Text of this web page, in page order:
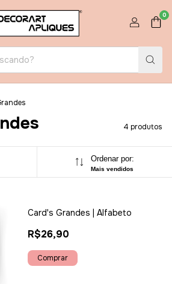
0
4 produtos
Ordenar por:
Mais vendidos
Card's Grandes | Alfabeto
R$26,90